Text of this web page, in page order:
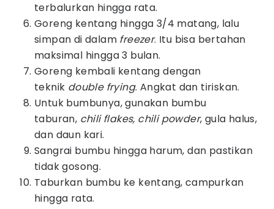
terbalurkan hingga rata.
Goreng kentang hingga 3/4 matang, lalu
simpan di dalam freezer. Itu bisa bertahan
maksimal hingga 3 bulan.
Goreng kembali kentang dengan
teknik double frying. Angkat dan tiriskan.
Untuk bumbunya, gunakan bumbu
taburan, chili flakes, chili powder, gula halus,
dan daun kari.
Sangrai bumbu hingga harum, dan pastikan
tidak gosong.
Taburkan bumbu ke kentang, campurkan
hingga rata.